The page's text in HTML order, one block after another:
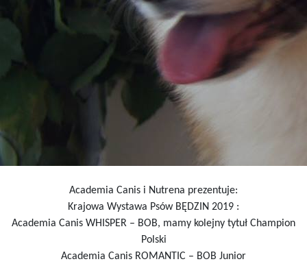
Academia Canis i Nutrena prezentuje:
Krajowa Wystawa Psów BĘDZIN 2019 :
Academia Canis WHISPER – BOB, mamy kolejny tytuł Champion
Polski
Academia Canis ROMANTIC – BOB Junior